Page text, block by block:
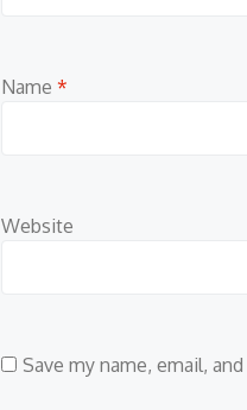
Name *
Website
Save my name, email,